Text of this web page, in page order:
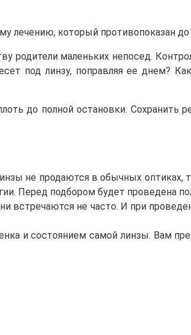
лечению, который противопоказан
родители маленьких непосед.
под линзу, поправляя ее днем?
до полной остановки. Сохранить
не продаются в обычных оптиках,
Перед подбором будет проведена
встречаются не часто. И при
и состоянием самой линзы. Вам